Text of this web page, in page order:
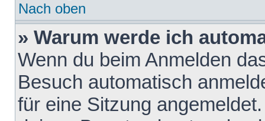
Nach oben
» Warum werde ich
Wenn du beim Anmelden
Besuch automatisch
für eine Sitzung